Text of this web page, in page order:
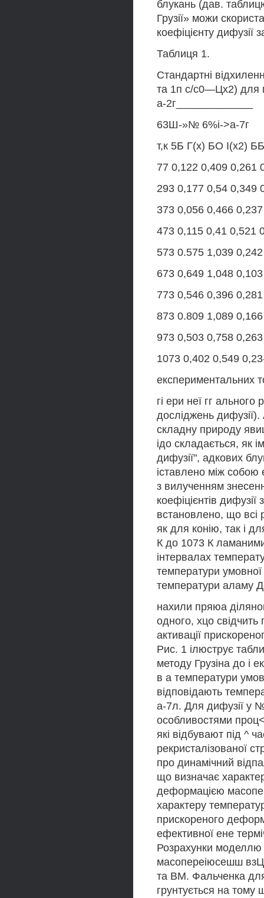
блукань (дав.
Грузії» можи
коефіцієнту
Таблиця 1.
Стандартні
та 1п с/с0—Цх2) для
а-2г_____________
63Ш-»№ 6%і->а-7г
т,к 5Б Г(х) БО І(х2)
77 0,122 0,409 0,261
293 0,177 0,54 0,349
373 0,056 0,466
473 0,115 0,41 0,521
573 0.575 1,039 0,242
673 0,649 1,048
773 0,546 0,396
873 0.809 1,089
973 0,503 0,758
1073 0,402 0,549
експериментальних
гі ери неї гг
досліджень дифузії).
складну природу
ідо складається, як
дифузії", адкових
іставлено між собою
з вилученням
коефіцієнтів
встановлено, що всі
як для конію, так і
К до 1073 К
інтервалах
температури умовної
температури аламу
нахили пряюа
одного, хцо свідчить
активації
Рис. 1 ілюструє
методу Грузіна до і
в а температури
відповідають
а-7л. Для дифузії у №
особливостями
які відбувают під ^
рекристалізованої
про динамічний
що визначає
деформацією
характеру
прискореного
ефективної ене
Розрахунки моделлю
масопереіюсешш
та ВМ. Фальченка
грунтується на тому